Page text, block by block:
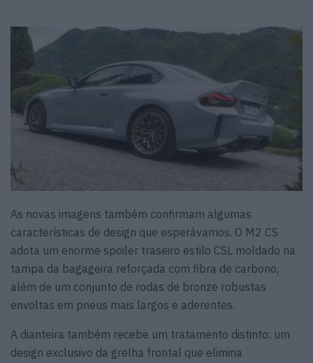
As novas imagens também confirmam algumas
características de design que esperávamos. O M2 CS
adota um enorme spoiler traseiro estilo CSL moldado na
tampa da bagageira reforçada com fibra de carbono,
além de um conjunto de rodas de bronze robustas
envoltas em pneus mais largos e aderentes.
A dianteira também recebe um tratamento distinto: um
design exclusivo da grelha frontal que elimina